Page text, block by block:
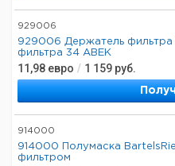
929006
929006 Держатель
фильтра 34 ABEK
11,98 евро / 1 159 руб.
914000
914000 Полумаска
фильтром